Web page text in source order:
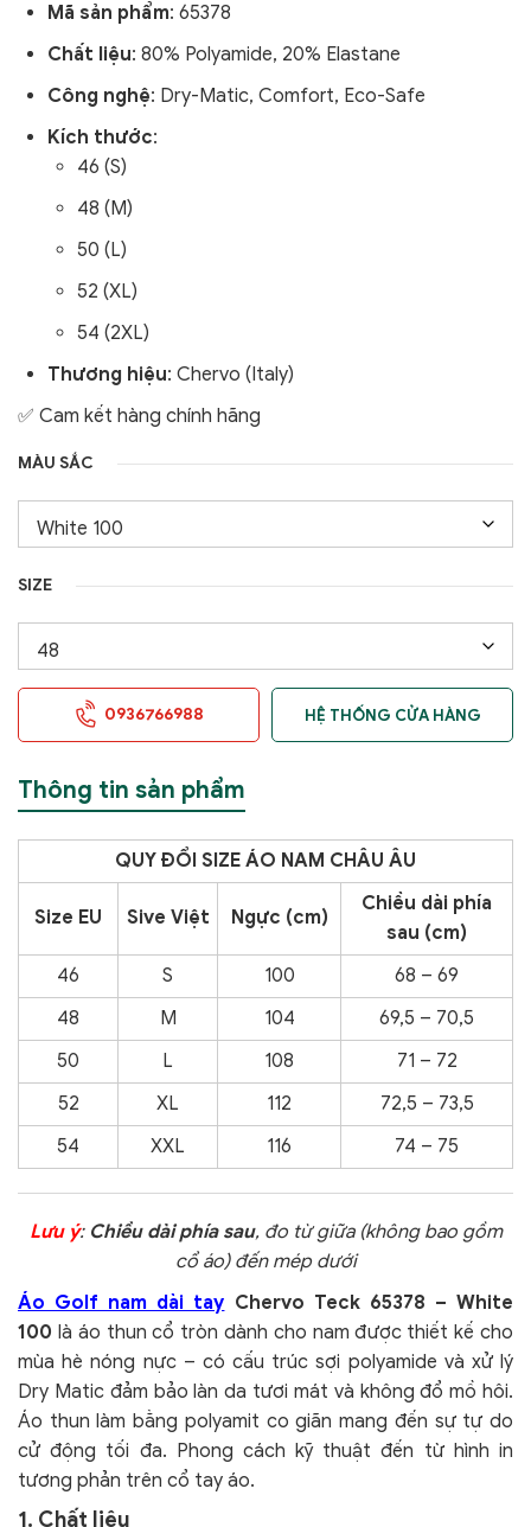
Mã sản phẩm: 65378
Chất liệu: 80% Polyamide, 20% Elastane
Công nghệ: Dry-Matic, Comfort, Eco-Safe
Kích thước:
46 (S)
48 (M)
50 (L)
52 (XL)
54 (2XL)
Thương hiệu: Chervo (Italy)
✅ Cam kết hàng chính hãng
MÀU SẮC
SIZE
0936766988 HỆ THỐNG CỬA HÀNG
Thông tin sản phẩm
QUY ĐỔI SIZE ÁO NAM CHÂU ÂU
Size EU Sive Việt Ngực (cm)
Chiều dài phía
sau (cm)
46
S 100
68 – 69
48
M 104
69,5 – 70,5
50
L 108
71 – 72
52
XL 112
72,5 – 73,5
54
XXL 116 74 – 75
Lưu ý: Chiều dài phía sau, đo từ giữa (không bao gồm
cổ áo) đến mép dưới
Áo Golf nam dài tay Chervo Teck 65378 – White
100 là áo thun cổ tròn dành cho nam được thiết kế cho
mùa hè nóng nực – có cấu trúc sợi polyamide và xử lý
Dry Matic đảm bảo làn da tươi mát và không đổ mồ hôi.
Áo thun làm bằng polyamit co giãn mang đến sự tự do
cử động tối đa. Phong cách kỹ thuật đến từ hình in
tương phản trên cổ tay áo.
1. Chất liệu